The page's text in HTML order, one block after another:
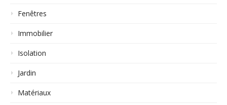
Fenêtres
Immobilier
Isolation
Jardin
Matériaux